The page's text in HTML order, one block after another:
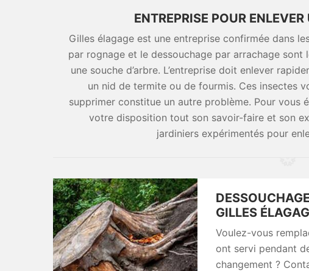
ENTREPRISE POUR ENLEVER
Gilles élagage est une entreprise confirmée dans
par rognage et le dessouchage par arrachage
une souche d’arbre. L’entreprise doit enlever
un nid de termite ou de fourmis. Ces insectes
supprimer constitue un autre problème. Pour vous
votre disposition tout son savoir-faire et son
jardiniers expérimentés pour
GILLES
Voulez-vous
ont servi pendant
changement ?